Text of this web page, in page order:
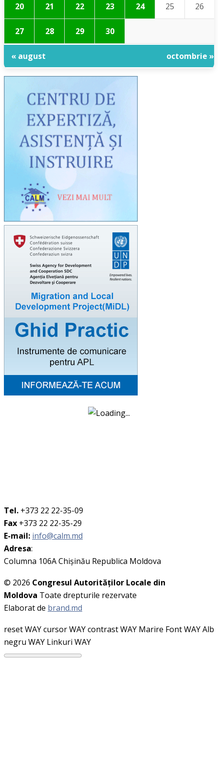
20 21 22 23 24 25 26
27 28 29 30
« august octombrie »
Tel. +373 22 22-35-09
Fax +373 22 22-35-29
E-mail: info@calm.md
Adresa:
Columna 106A Chişinău Republica Moldova
© 2026 Congresul Autorităţilor Locale din
Moldova Toate drepturile rezervate
Elaborat de brand.md
reset WAYcursor WAYcontrast WAY Marire Font WAYAlb
negru WAY Linkuri WAY